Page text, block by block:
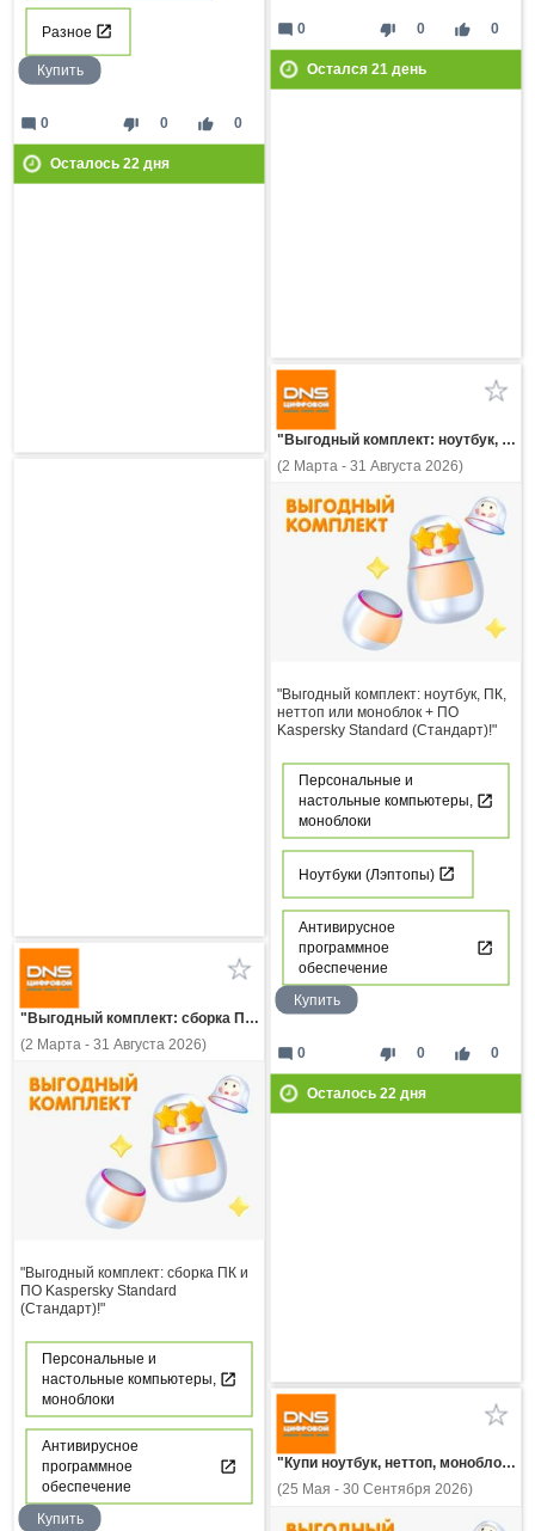
thumb_down 0 thumb_up 0
mode_comment 0
Остался 21 день
Разное
Купить
thumb_down 0 thumb_up 0
mode_comment 0
Осталось 22 дня
"Выгодный комплект: ноутбук, ПК, неттоп или моноблок + ПО Kaspersky Standard (Стандарт)!"
(2 Марта - 31 Августа 2026)
"Выгодный комплект: ноутбук, ПК,
неттоп или моноблок + ПО
Kaspersky Standard (Стандарт)!"
Персональные и
настольные компьютеры,
моноблоки
Ноутбуки (Лэптопы)
Антивирусное
программное
обеспечение
Купить
thumb_down 0 thumb_up 0
mode_comment 0
Осталось 22 дня
"Выгодный комплект: сборка ПК и ПО Kaspersky Standard (Стандарт)!"
(2 Марта - 31 Августа 2026)
"Выгодный комплект: сборка ПК и
ПО Kaspersky Standard
(Стандарт)!"
Персональные и
настольные компьютеры,
моноблоки
Антивирусное
программное
обеспечение
Купить
"Купи ноутбук, неттоп, моноблок или ПК - получи Р7-Офис для дома по специальной цене!"
(25 Мая - 30 Сентября 2026)